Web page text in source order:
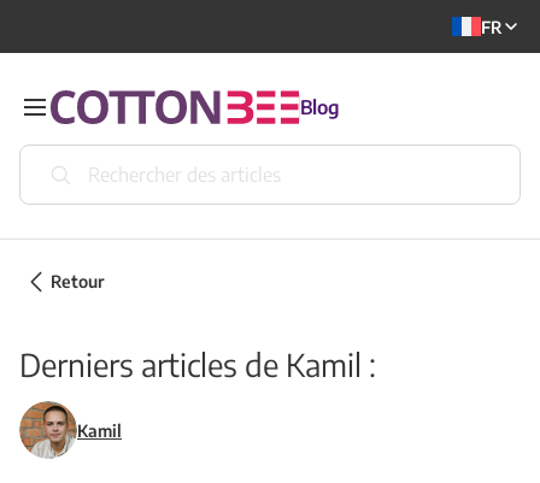
FR
Blog
Retour
Derniers articles de Kamil :
Kamil